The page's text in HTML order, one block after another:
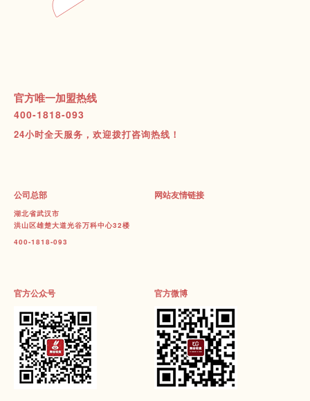
官方唯一加盟热线
400-1818-093
24小时全天服务，欢迎拨打咨询热线！
公司总部
湖北省武汉市
洪山区雄楚大道光谷万科中心32楼
400-1818-093
网站友情链接
官方公众号 官方微博